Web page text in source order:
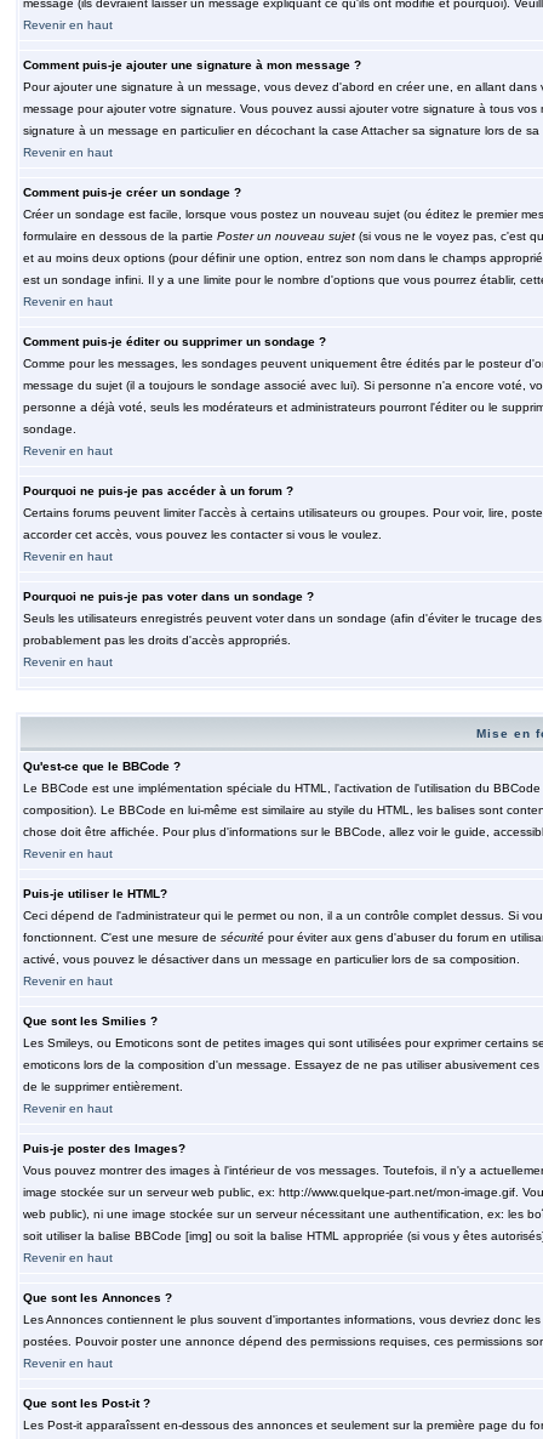
message (ils devraient laisser un message expliquant ce qu'ils ont modifié et pourquoi).
Revenir en haut
Comment puis-je ajouter une signature à mon message ?
Pour ajouter une signature à un message, vous devez d'abord en créer une, en allant
message pour ajouter votre signature. Vous pouvez aussi ajouter votre signature à tous
signature à un message en particulier en décochant la case Attacher sa signature lors de sa
Revenir en haut
Comment puis-je créer un sondage ?
Créer un sondage est facile, lorsque vous postez un nouveau sujet (ou éditez le premier
formulaire en dessous de la partie Poster un nouveau sujet(si vous ne le voyez pas, c'est
et au moins deux options (pour définir une option, entrez son nom dans le champs
est un sondage infini. Il y a une limite pour le nombre d'options que vous pourrez établir,
Revenir en haut
Comment puis-je éditer ou supprimer un sondage ?
Comme pour les messages, les sondages peuvent uniquement être édités par le posteur
message du sujet (il a toujours le sondage associé avec lui). Si personne n'a encore voté,
personne a déjà voté, seuls les modérateurs et administrateurs pourront l'éditer ou le
sondage.
Revenir en haut
Pourquoi ne puis-je pas accéder à un forum ?
Certains forums peuvent limiter l'accès à certains utilisateurs ou groupes. Pour voir, lire,
accorder cet accès, vous pouvez les contacter si vous le voulez.
Revenir en haut
Pourquoi ne puis-je pas voter dans un sondage ?
Seuls les utilisateurs enregistrés peuvent voter dans un sondage (afin d'éviter le trucage
probablement pas les droits d'accès appropriés.
Revenir en haut
Mise en
Qu'est-ce que le BBCode ?
Le BBCode est une implémentation spéciale du HTML, l'activation de l'utilisation du
composition). Le BBCode en lui-même est similaire au styile du HTML, les balises sont
chose doit être affichée. Pour plus d'informations sur le BBCode, allez voir le guide,
Revenir en haut
Puis-je utiliser le HTML?
Ceci dépend de l'administrateur qui le permet ou non, il a un contrôle complet dessus. Si
fonctionnent. C'est une mesure de sécuritépour éviter aux gens d'abuser du forum en
activé, vous pouvez le désactiver dans un message en particulier lors de sa composition.
Revenir en haut
Que sont les Smilies ?
Les Smileys, ou Emoticons sont de petites images qui sont utilisées pour exprimer certains
emoticons lors de la composition d'un message. Essayez de ne pas utiliser abusivement
de le supprimer entièrement.
Revenir en haut
Puis-je poster des Images?
Vous pouvez montrer des images à l'intérieur de vos messages. Toutefois, il n'y a
image stockée sur un serveur web public, ex: http://www.quelque-part.net/mon-image.gif.
web public), ni une image stockée sur un serveur nécessitant une authentification, ex: les
soit utiliser la balise BBCode [img] ou soit la balise HTML appropriée (si vous y êtes
Revenir en haut
Que sont les Annonces ?
Les Annonces contiennent le plus souvent d'importantes informations, vous devriez donc
postées. Pouvoir poster une annonce dépend des permissions requises, ces permissions
Revenir en haut
Que sont les Post-it ?
Les Post-it apparaîssent en-dessous des annonces et seulement sur la première page du